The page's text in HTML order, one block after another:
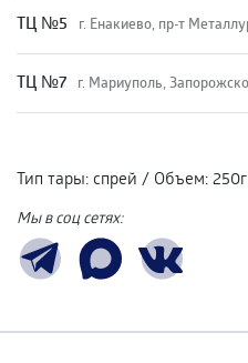
TЦ №5 г. Енакиево, пр-т
ТЦ №7 г. Мариуполь,
Тип тары: спрей / Объем: 250г
Мы в соц сетях: